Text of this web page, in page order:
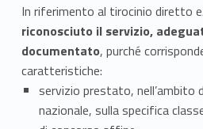
In riferimento al tirocinio diretto
riconosciuto il servizio,
documentato, purché
caratteristiche:
servizio prestato, nell’ambito
nazionale, sulla specifica